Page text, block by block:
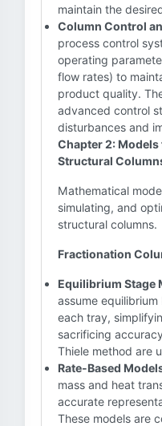
maintain the
Column Control
process control
operating
flow rates) to
product quality.
advanced control
disturbances and
Chapter 2:
Structural
Mathematical
simulating, and
structural columns.
Fractionation
Equilibrium Stage
assume
each tray,
sacrificing
Thiele method are
Rate-Based
mass and heat
accurate
These models are